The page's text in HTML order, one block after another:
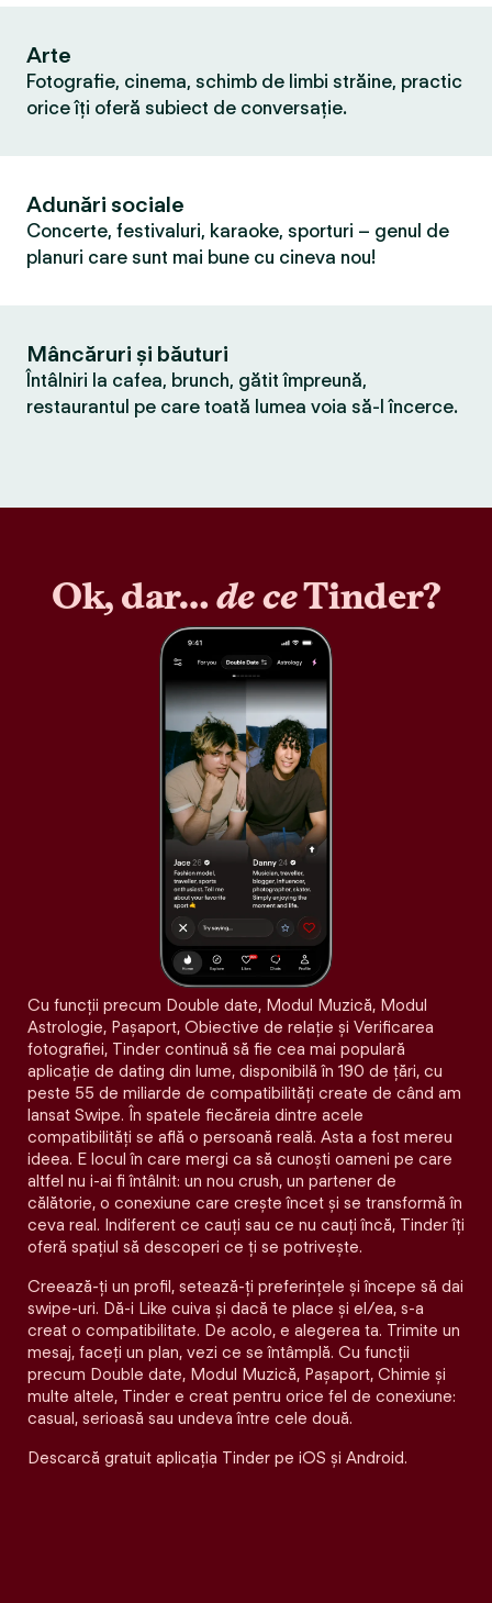
Arte
Fotografie, cinema, schimb de limbi străine, practic
orice îți oferă subiect de conversație.
Adunări sociale
Concerte, festivaluri, karaoke, sporturi – genul de
planuri care sunt mai bune cu cineva nou!
Mâncăruri și băuturi
Întâlniri la cafea, brunch, gătit împreună,
restaurantul pe care toată lumea voia să-l încerce.
Ok, dar…de ceTinder?
Cu funcții precum Double date, Modul Muzică, Modul
Astrologie, Pașaport, Obiective de relație și Verificarea
fotografiei, Tinder continuă să fie cea mai populară
aplicație de dating din lume, disponibilă în 190 de țări, cu
peste 55 de miliarde de compatibilități create de când am
lansat Swipe. În spatele fiecăreia dintre acele
compatibilităţi se află o persoană reală. Asta a fost mereu
ideea. E locul în care mergi ca să cunoști oameni pe care
altfel nu i-ai fi întâlnit: un nou crush, un partener de
călătorie, o conexiune care crește încet și se transformă în
ceva real. Indiferent ce cauți sau ce nu cauți încă, Tinder îți
oferă spațiul să descoperi ce ți se potrivește.
Creează-ți un profil, setează-ți preferințele și începe să dai
swipe-uri. Dă-i Like cuiva și dacă te place și el/ea, s-a
creat o compatibilitate. De acolo, e alegerea ta. Trimite un
mesaj, faceți un plan, vezi ce se întâmplă. Cu funcții
precum Double date, Modul Muzică, Pașaport, Chimie și
multe altele, Tinder e creat pentru orice fel de conexiune:
casual, serioasă sau undeva între cele două.
Descarcă gratuit aplicația Tinder pe iOS și Android.